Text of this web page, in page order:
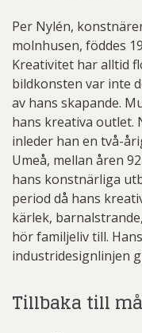
Per Nylén,
molnhusen, föddes
Kreativitet har alltid
bildkonsten var inte
av hans skapande.
hans kreativa outlet.
inleder han en två-
Umeå, mellan åren
hans konstnärliga
period då hans
kärlek,
hör familjeliv till.
industridesignlinjen
Tillbaka till